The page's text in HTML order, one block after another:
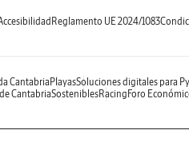
Reglamento UE 2024/1083
CantabriaPlayasSoluciones digitales para
CantabriaSosteniblesRacing Foro